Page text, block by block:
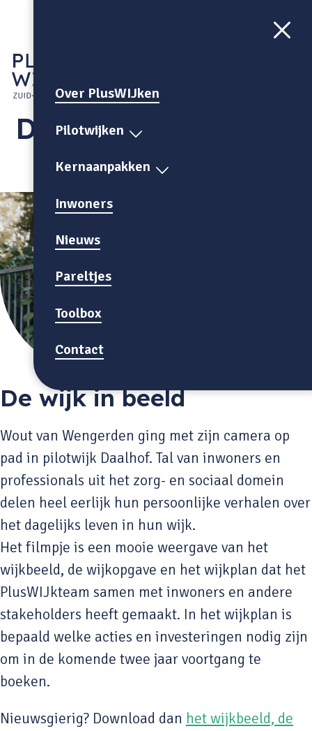
Over PlusWIJken
Pilotwijken
Kernaanpakken
Inwoners
Nieuws
Pareltjes
Toolbox
Contact
CONTRAST AAN
Daalhof
De wijk in beeld
Wout van Wengerden ging met zijn camera op
pad in pilotwijk Daalhof. Tal van inwoners en
professionals uit het zorg- en sociaal domein
delen heel eerlijk hun persoonlijke verhalen over
het dagelijks leven in hun wijk.
Het filmpje is een mooie weergave van het
wijkbeeld, de wijkopgave en het wijkplan dat het
PlusWIJkteam samen met inwoners en andere
stakeholders heeft gemaakt. In het wijkplan is
bepaald welke acties en investeringen nodig zijn
om in de komende twee jaar voortgang te
boeken.
Nieuwsgierig? Download dan het wijkbeeld, de